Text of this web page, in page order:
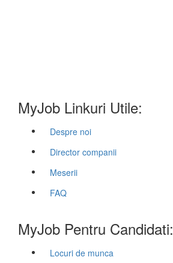
MyJob Linkuri Utile:
Despre noi
Director companii
Meserii
FAQ
MyJob Pentru Candidati:
Locuri de munca